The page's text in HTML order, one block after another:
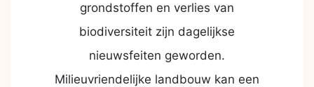
grondstoffen en verlies van
biodiversiteit zijn dagelijkse
nieuwsfeiten geworden.
Milieuvriendelijke landbouw kan een